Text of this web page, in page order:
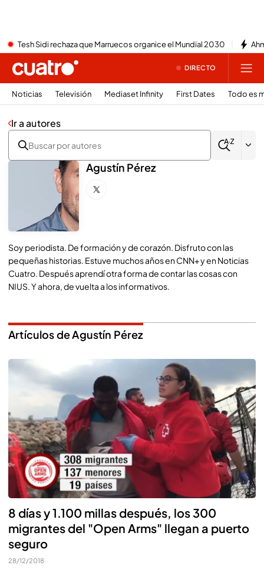
Tesh Sidi rechaza que Marruecos organice el Mundial 2030
DIRECTO
Noticias Televisión Mediaset Infinity First Dates Todo es
Ir a autores
Agustín Pérez
Soy periodista. De formación y de corazón. Disfruto con las
pequeñas historias. Estuve muchos años en CNN+ y en Noticias
Cuatro. Después aprendí otra forma de contar las cosas con
NIUS. Y ahora, de vuelta a los informativos.
Artículos de Agustín Pérez
8 días y 1.100 millas después, los 300
migrantes del "Open Arms" llegan a puerto
seguro
28/12/2018